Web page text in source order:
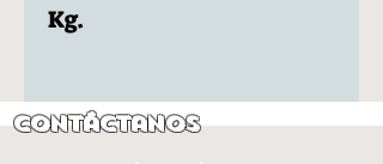
Kg.
Contáctanos